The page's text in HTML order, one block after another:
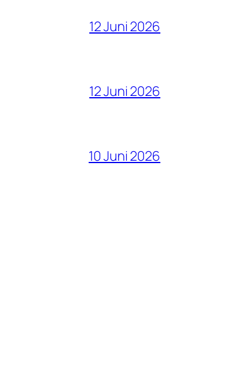
12 Juni 2026
12 Juni 2026
10 Juni 2026